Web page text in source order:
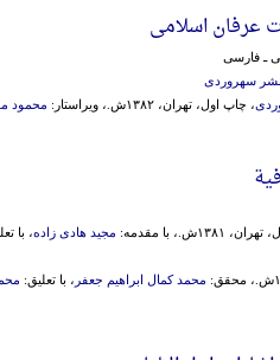
عرفان اسلامی
ـ فارسی
سهروردی
، چاپ اول، تهران، ۱۳۸۲ش.، ویراستار: محمود
۱۳۸۱ش.، با مقدمه: مجید هادی زاده، با
محمد کمال ابراهیم جعفر ، با تعلیق: